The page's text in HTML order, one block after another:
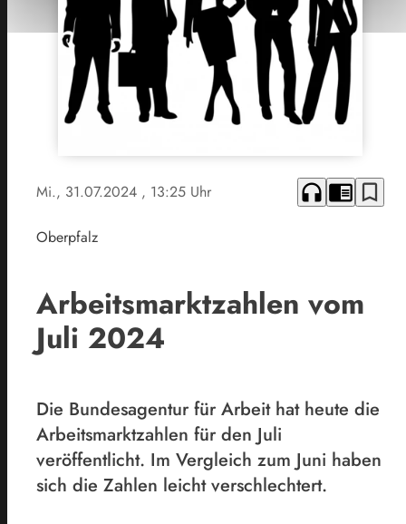
Mi., 31.07.2024 , 13:25 Uhr headphones chrome_reader_mode bookmark_border
Oberpfalz
Arbeitsmarktzahlen vom
Juli 2024
Die Bundesagentur für Arbeit hat heute die
Arbeitsmarktzahlen für den Juli
veröffentlicht. Im Vergleich zum Juni haben
sich die Zahlen leicht verschlechtert.